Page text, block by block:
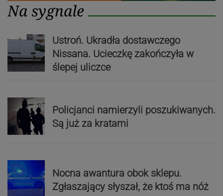
Na sygnale
Ustroń. Ukradła dostawczego
Nissana. Ucieczkę zakończyła w
ślepej uliczce
Policjanci namierzyli poszukiwanych.
Są już za kratami
Nocna awantura obok sklepu.
Zgłaszający słyszał, że ktoś ma nóż